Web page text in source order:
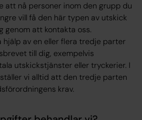
att nå personer inom den grupp du
vill få den här typen av utskick
genom att kontakta oss.
hjälp av en eller flera tredje parter
till dig, exempelvis
utskickstjänster eller tryckerier. I
vi alltid att den tredje parten
krav.